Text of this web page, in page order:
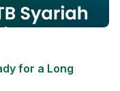
for a Long